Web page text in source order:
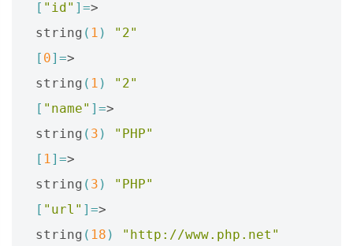
[ "id" ]=>
  string
( 1 )
"2"
[ 0]=>
  string
( 1 )
"2"
[ "name" ]=>
  string
( 3 )
"PHP"
[ 1]=>
  string
( 3 )
"PHP"
[ "url" ]=>
  string
( 18 )
"http://www.php.net"